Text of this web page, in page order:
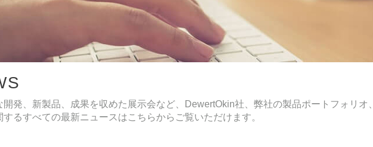
開発、新製品、成果を収めた展示会など、DewertOkin社、弊社の製品ポートフォリオ
するすべての最新ニュースはこちらからご覧いただけます。